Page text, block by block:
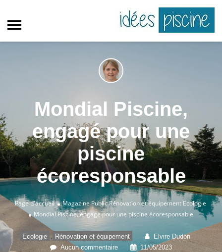
Mondial Piscine,
engagé pour une
piscine
écoresponsable
Page d'accueil Magazine PublicRénovation et équipement Ecologie
Mondial Piscine, engagé pour une piscine écoresponsable
Ecologie , Rénovation et équipement
Elvire Dudon
Aucun commentaire
11/05/2023